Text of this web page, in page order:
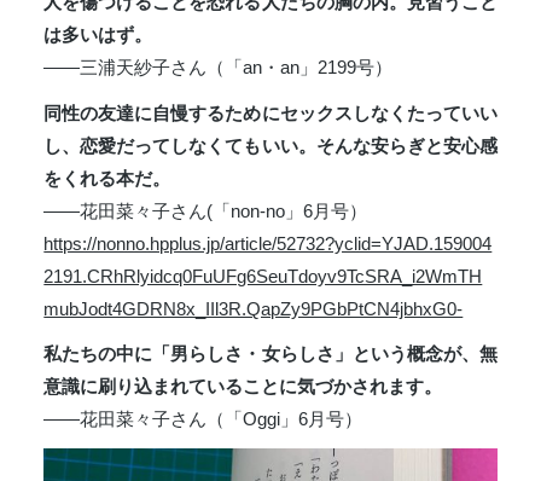
は多いはず。
――三浦天紗子さん（「an・an」2199号）
同性の友達に自慢するためにセックスしなくたっていい
し、恋愛だってしなくてもいい。そんな安らぎと安心感
をくれる本だ。
――花田菜々子さん(「non-no」6月号）
https://nonno.hpplus.jp/article/52732?yclid=YJAD.159004
2191.CRhRlyidcq0FuUFg6SeuTdoyv9TcSRA_i2WmTH
mubJodt4GDRN8x_IIl3R.QapZy9PGbPtCN4jbhxG0-
私たちの中に「男らしさ・女らしさ」という概念が、無
意識に刷り込まれていることに気づかされます。
――花田菜々子さん（「Oggi」6月号）